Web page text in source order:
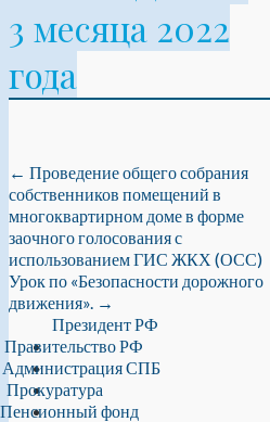
3 месяца 2022
года
← Проведение общего собрания
собственников помещений в
многоквартирном доме в форме
заочного голосования с
использованием ГИС ЖКХ (ОСС)
Урок по «Безопасности дорожного
движения». →
Президент РФ
Правительство РФ
Администрация СПБ
Прокуратура
Пенсионный фонд